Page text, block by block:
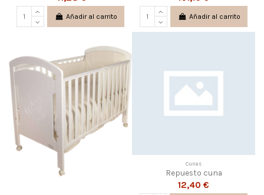
Añadir al carrito Añadir al carrito
Cunas
Repuesto cuna
12,40 €